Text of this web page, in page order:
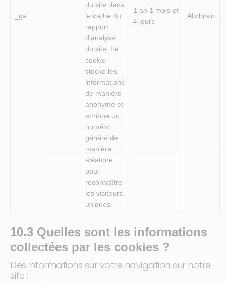
_ga
du site dans
le cadre du
rapport
d'analyse
du site. Le
cookie
stocke les
informations
de manière
anonyme et
attribue un
numéro
généré de
manière
aléatoire
pour
reconnaître
les visiteurs
uniques.
1 an 1 mois et
4 jours
Allobrain
10.3 Quelles sont les informations
collectées par les cookies ?
Des informations sur votre navigation sur notre
site :